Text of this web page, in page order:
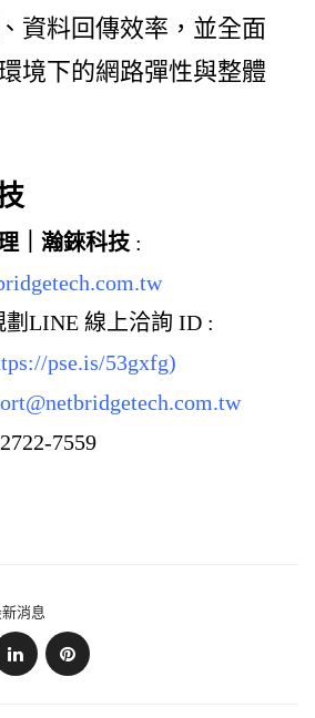
資料回傳效率，並全面
境下的網路彈性與整體
｜瀚錸科技 :
LINE 線上洽詢 ID :
pse.is/53gxfg)
7559
消息